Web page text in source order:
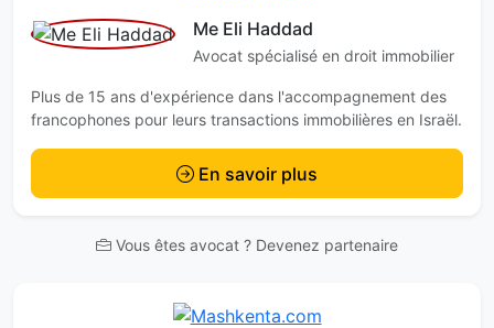
Me Eli Haddad
Avocat spécialisé en droit immobilier
Plus de 15 ans d'expérience dans l'accompagnement des
francophones pour leurs transactions immobilières en Israël.
En savoir plus
Vous êtes avocat ? Devenez partenaire